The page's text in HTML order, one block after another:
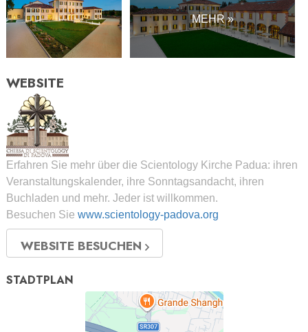
MEHR »
WEBSITE
Erfahren Sie mehr über die Scientology Kirche Padua: ihren
Veranstaltungskalender, ihre Sonntagsandacht, ihren
Buchladen und mehr. Jeder ist willkommen.
Besuchen Sie www.scientology-padova.org
WEBSITE BESUCHEN
STADTPLAN